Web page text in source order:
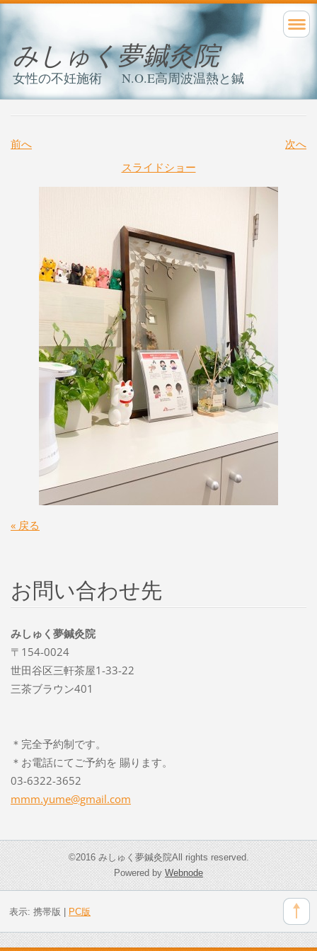
みしゅく夢鍼灸院
女性の不妊施術 N.O.E高周波温熱と鍼
前へ
次へ
スライドショー
« 戻る
お問い合わせ先
みしゅく夢鍼灸院
〒154-0024
世田谷区三軒茶屋1-33-22
三茶ブラウン401
＊完全予約制です。
＊お電話にてご予約を 賜ります。
03-6322-3652
mmm.yume@gmail.com
©2016 みしゅく夢鍼灸院All rights reserved.
Powered byWebnode
表示: 携帯版 PC版